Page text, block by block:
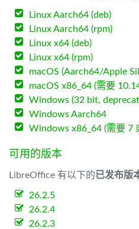
Linux Aarch64 (deb)
Linux Aarch64 (rpm)
Linux x64 (deb)
Linux x64 (rpm)
macOS (Aarch64/Apple
macOS x86_64 (需要
Windows (32 bit,
Windows Aarch64
Windows x86_64 (需要 7
可用的版本
LibreOffice 有以下的已发布版
26.2.5
26.2.4
26.2.3